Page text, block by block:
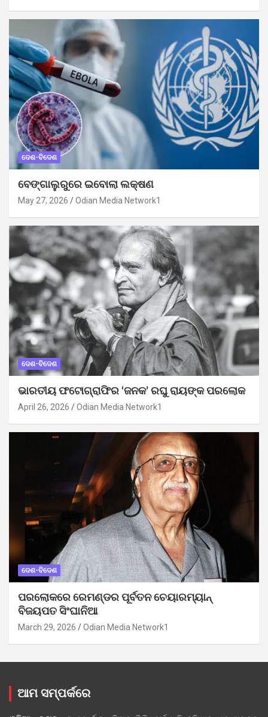
ଦେଶ-ବିଦେଶ
ବେଙ୍ଗାଲୁରୁରେ ଇବୋଲା ଲକ୍ଷଣ
May 27, 2026 Odian Media Network1
ଦେଶ-ବିଦେଶ
ଭାରତୀୟ ଫଟୋଗ୍ରାଫିର ‘ଜନକ’ ରଘୁ ରାୟଙ୍କ ପରଲୋକ
April 26, 2026 Odian Media Network1
ଦେଶ-ବିଦେଶ
ପରଲୋକରେ ରେମଣ୍ଡର ପୂର୍ବତନ ଚେୟାରମ୍ୟାନ୍
ବିଜୟପତ ସିଂଘାନିଆ
March 29, 2026 Odian Media Network1
ଆମ ସମ୍ପର୍କରେ